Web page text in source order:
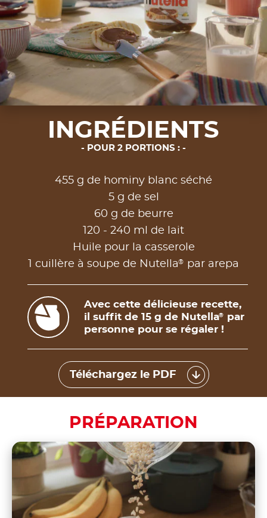
INGRÉDIENTS
POUR 2 PORTIONS :
455 g de hominy blanc séché
5 g de sel
60 g de beurre
120 - 240 ml de lait
Huile pour la casserole
1 cuillère à soupe de Nutella® par arepa
Avec cette délicieuse recette,
il suffit de 15 g de Nutella®
par
personne pour se régaler !
Téléchargez le PDF
PRÉPARATION